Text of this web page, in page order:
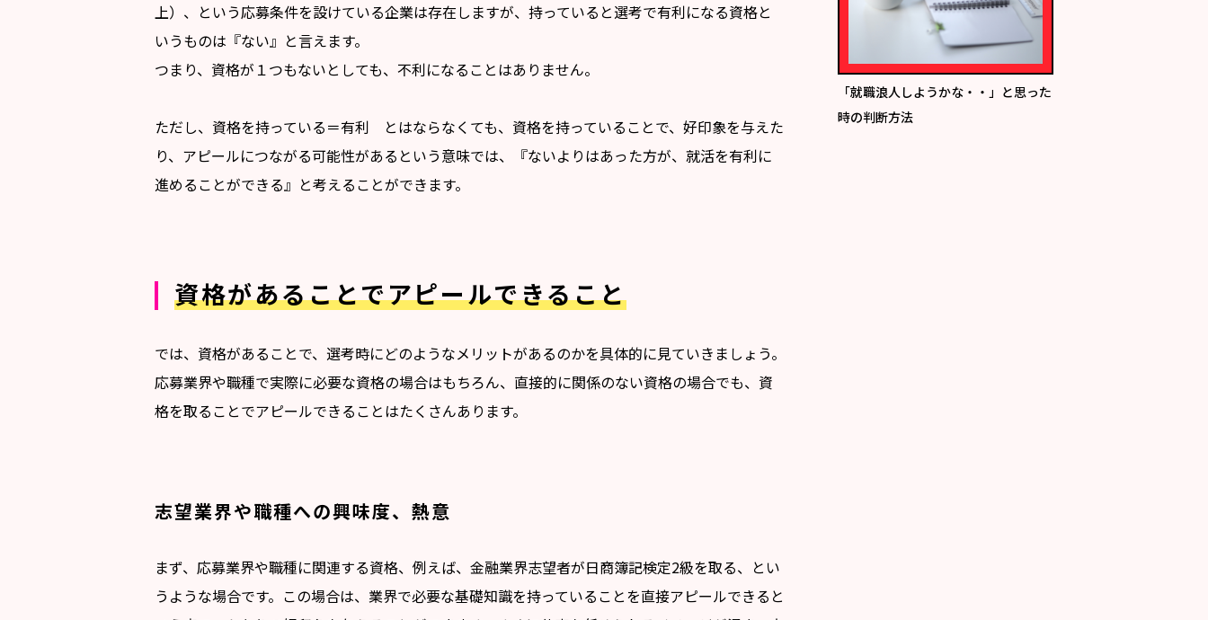
上）、という応募条件を設けている企業は存在しますが、持っていると選考で有利になる資格と
いうものは『ない』と言えます。
つまり、資格が１つもないとしても、不利になることはありません。
ただし、資格を持っている＝有利 とはならなくても、資格を持っていることで、好印象を与えた
り、アピールにつながる可能性があるという意味では、『ないよりはあった方が、就活を有利に
進めることができる』と考えることができます。
資格があることでアピールできること
では、資格があることで、選考時にどのようなメリットがあるのかを具体的に見ていきましょう。
応募業界や職種で実際に必要な資格の場合はもちろん、直接的に関係のない資格の場合でも、資
格を取ることでアピールできることはたくさんあります。
志望業界や職種への興味度、熱意
まず、応募業界や職種に関連する資格、例えば、金融業界志望者が日商簿記検定2級を取る、とい
うような場合です。この場合は、業界で必要な基礎知識を持っていることを直接アピールできると
「就職浪人しようかな・・」と思った
時の判断方法